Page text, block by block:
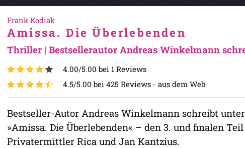
Frank Kodiak
Amissa. Die Überlebenden
Thriller | Bestsellerautor Andreas Winkelmann
4.00/5.00 bei 1 Reviews
4.5/5.00 bei 425 Reviews - aus dem Web
Bestseller-Autor Andreas Winkelmann schreibt
»Amissa. Die Überlebenden« – den 3. und finalen
Privatermittler Rica und Jan Kantzius.